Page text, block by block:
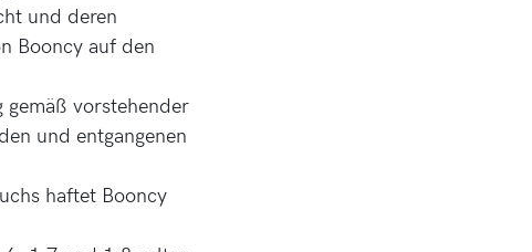
und deren
Booncy auf den
gemäß vorstehender
und entgangenen
haftet Booncy